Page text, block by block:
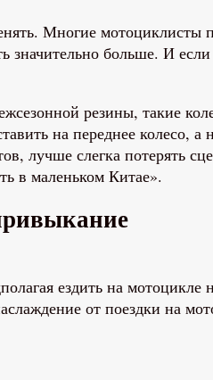
Многие мотоциклисты
значительно больше. И
резины, такие
на переднее
лучше слегка потерять
в маленьком Китае».
ездить на
от поездки на